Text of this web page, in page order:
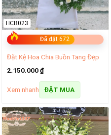
Đã đặt 672
HCB023
Đặt Kệ Hoa Chia Buồn Tang Đẹp
2.150.000₫
Xem nhanh ĐẶT MUA